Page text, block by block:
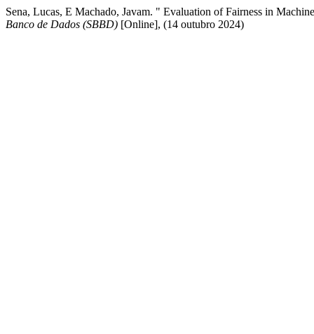
Sena, Lucas, E Machado, Javam. " Evaluation of Fairness in
Banco de Dados (SBBD) [Online], (14 outubro 2024)